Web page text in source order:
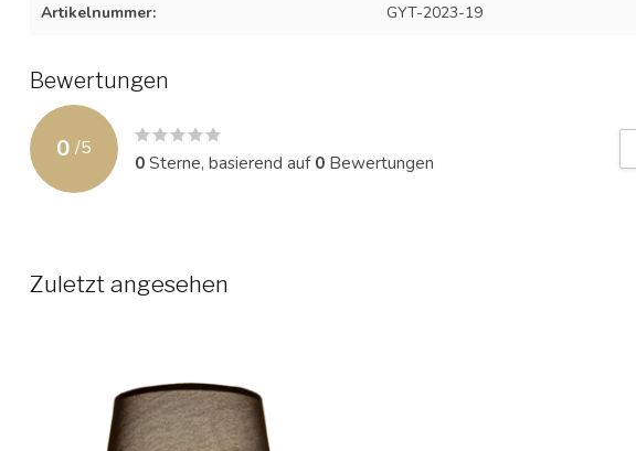
Artikelnummer: GYT-2023-19
Bewertungen
0 /5
0Sterne, basierend auf0 Bewertungen
Zuletzt angesehen